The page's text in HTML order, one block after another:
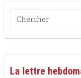
La lettre